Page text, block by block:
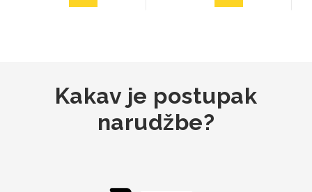
Kakav je postupak
narudžbe?